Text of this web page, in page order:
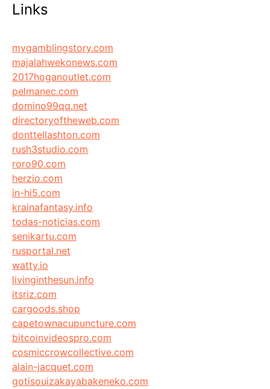
Links
mygamblingstory.com
majalahwekonews.com
2017hoganoutlet.com
pelmanec.com
domino99qq.net
directoryoftheweb.com
donttellashton.com
rush3studio.com
roro90.com
herzio.com
in-hi5.com
krainafantasy.info
todas-noticias.com
senikartu.com
rusportal.net
watty.io
livinginthesun.info
itsriz.com
cargoods.shop
capetownacupuncture.com
bitcoinvideospro.com
cosmiccrowcollective.com
alain-jacquet.com
gotisouizakayabakeneko.com